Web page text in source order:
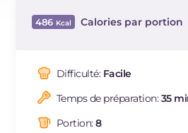
BR
486 Calories par portion
Dont sucres
Protéine
Graisses
Difficulté: Facile
Temps de préparation:35
Portion:8